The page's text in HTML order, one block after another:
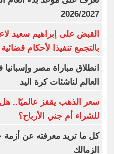
2026/2027
القبض على إبراهيم سعيد
بالتجمع تنفيذا لأحكام قضائية
انطلاق مباراة مصر
العالم لناشئات كرة اليد
سعر الذهب يقفز عالميًا..
للشراء أم جني الأرباح؟
كل ما تريد معرفته عن أزمة
الزمالك